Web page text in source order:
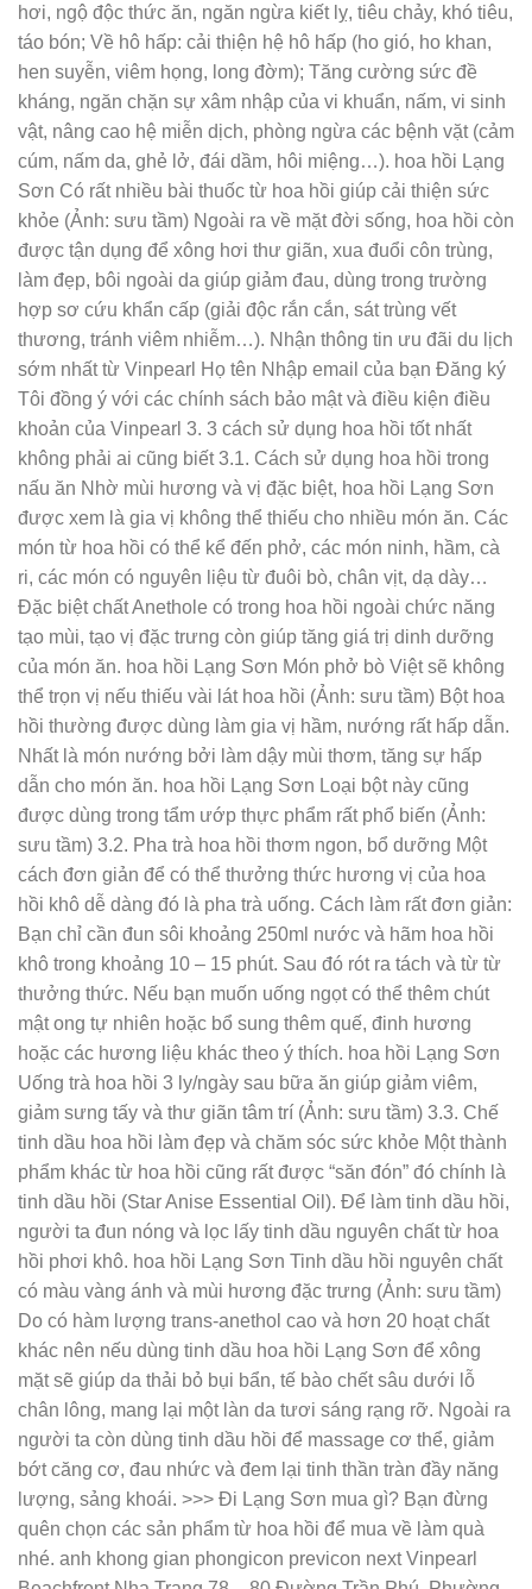
hơi, ngộ độc thức ăn, ngăn ngừa kiết lỵ, tiêu chảy, khó tiêu,
táo bón; Về hô hấp: cải thiện hệ hô hấp (ho gió, ho khan,
hen suyễn, viêm họng, long đờm); Tăng cường sức đề
kháng, ngăn chặn sự xâm nhập của vi khuẩn, nấm, vi sinh
vật, nâng cao hệ miễn dịch, phòng ngừa các bệnh vặt (cảm
cúm, nấm da, ghẻ lở, đái dầm, hôi miệng…). hoa hồi Lạng
Sơn Có rất nhiều bài thuốc từ hoa hồi giúp cải thiện sức
khỏe (Ảnh: sưu tầm) Ngoài ra về mặt đời sống, hoa hồi còn
được tận dụng để xông hơi thư giãn, xua đuổi côn trùng,
làm đẹp, bôi ngoài da giúp giảm đau, dùng trong trường
hợp sơ cứu khẩn cấp (giải độc rắn cắn, sát trùng vết
thương, tránh viêm nhiễm…). Nhận thông tin ưu đãi du lịch
sớm nhất từ Vinpearl Họ tên Nhập email của bạn Đăng ký
Tôi đồng ý với các chính sách bảo mật và điều kiện điều
khoản của Vinpearl 3. 3 cách sử dụng hoa hồi tốt nhất
không phải ai cũng biết 3.1. Cách sử dụng hoa hồi trong
nấu ăn Nhờ mùi hương và vị đặc biệt, hoa hồi Lạng Sơn
được xem là gia vị không thể thiếu cho nhiều món ăn. Các
món từ hoa hồi có thể kể đến phở, các món ninh, hầm, cà
ri, các món có nguyên liệu từ đuôi bò, chân vịt, dạ dày…
Đặc biệt chất Anethole có trong hoa hồi ngoài chức năng
tạo mùi, tạo vị đặc trưng còn giúp tăng giá trị dinh dưỡng
của món ăn. hoa hồi Lạng Sơn Món phở bò Việt sẽ không
thể trọn vị nếu thiếu vài lát hoa hồi (Ảnh: sưu tầm) Bột hoa
hồi thường được dùng làm gia vị hầm, nướng rất hấp dẫn.
Nhất là món nướng bởi làm dậy mùi thơm, tăng sự hấp
dẫn cho món ăn. hoa hồi Lạng Sơn Loại bột này cũng
được dùng trong tẩm ướp thực phẩm rất phổ biến (Ảnh:
sưu tầm) 3.2. Pha trà hoa hồi thơm ngon, bổ dưỡng Một
cách đơn giản để có thể thưởng thức hương vị của hoa
hồi khô dễ dàng đó là pha trà uống. Cách làm rất đơn giản:
Bạn chỉ cần đun sôi khoảng 250ml nước và hãm hoa hồi
khô trong khoảng 10 – 15 phút. Sau đó rót ra tách và từ từ
thưởng thức. Nếu bạn muốn uống ngọt có thể thêm chút
mật ong tự nhiên hoặc bổ sung thêm quế, đinh hương
hoặc các hương liệu khác theo ý thích. hoa hồi Lạng Sơn
Uống trà hoa hồi 3 ly/ngày sau bữa ăn giúp giảm viêm,
giảm sưng tấy và thư giãn tâm trí (Ảnh: sưu tầm) 3.3. Chế
tinh dầu hoa hồi làm đẹp và chăm sóc sức khỏe Một thành
phẩm khác từ hoa hồi cũng rất được “săn đón” đó chính là
tinh dầu hồi (Star Anise Essential Oil). Để làm tinh dầu hồi,
người ta đun nóng và lọc lấy tinh dầu nguyên chất từ hoa
hồi phơi khô. hoa hồi Lạng Sơn Tinh dầu hồi nguyên chất
có màu vàng ánh và mùi hương đặc trưng (Ảnh: sưu tầm)
Do có hàm lượng trans-anethol cao và hơn 20 hoạt chất
khác nên nếu dùng tinh dầu hoa hồi Lạng Sơn để xông
mặt sẽ giúp da thải bỏ bụi bẩn, tế bào chết sâu dưới lỗ
chân lông, mang lại một làn da tươi sáng rạng rỡ. Ngoài ra
người ta còn dùng tinh dầu hồi để massage cơ thể, giảm
bớt căng cơ, đau nhức và đem lại tinh thần tràn đầy năng
lượng, sảng khoái. >>> Đi Lạng Sơn mua gì? Bạn đừng
quên chọn các sản phẩm từ hoa hồi để mua về làm quà
nhé. anh khong gian phongicon previcon next Vinpearl